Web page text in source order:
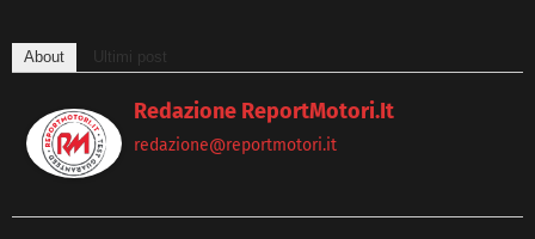
About Ultimi post
Redazione ReportMotori.it
redazione@reportmotori.it